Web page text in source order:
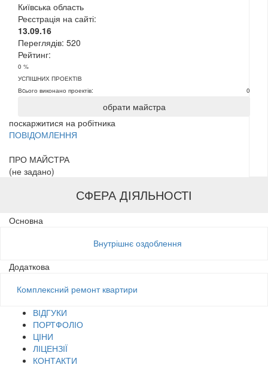
Київська область
Реєстрація на сайті:
13.09.16
Переглядів: 520
Рейтинг:
0 %
УСПІШНИХ ПРОЕКТІВ
Вcього виконано проектів:
0
обрати майстра
поскаржитися на робітника
ПОВІДОМЛЕННЯ
ПРО МАЙСТРА
(не задано)
СФЕРА ДІЯЛЬНОСТІ
Основна
Внутрішнє оздоблення
Додаткова
Комплексний ремонт квартири
ВІДГУКИ
ПОРТФОЛІО
ЦІНИ
ЛІЦЕНЗІЇ
КОНТАКТИ